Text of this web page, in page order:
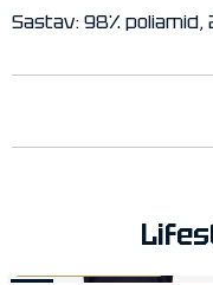
Sastav: 98% poliamid,